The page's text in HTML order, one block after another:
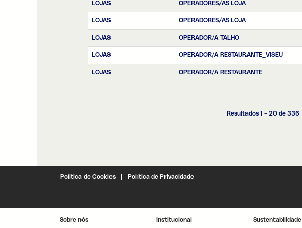
LOJAS OPERADORES/AS LOJA
LOJAS OPERADORES/AS LOJA
LOJAS OPERADOR/A TALHO
LOJAS OPERADOR/A RESTAURANTE_VISEU
LOJAS OPERADOR/A RESTAURANTE
Resultados 1 – 20de 336
Politica de Cookies Política de Privacidade
Sobre nós Institucional Sustentabilidade